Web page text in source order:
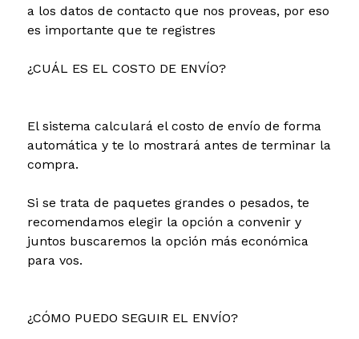
a los datos de contacto que nos proveas, por eso
es importante que te registres
¿CUÁL ES EL COSTO DE ENVÍO?
El sistema calculará el costo de envío de forma
automática y te lo mostrará antes de terminar la
compra.
Si se trata de paquetes grandes o pesados, te
recomendamos elegir la opción a convenir y
juntos buscaremos la opción más económica
para vos.
¿CÓMO PUEDO SEGUIR EL ENVÍO?